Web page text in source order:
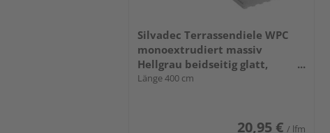
Silvadec Terrassendiele WPC
monoextrudiert massiv
Hellgrau beidseitig glatt,
längsseitige Nut, Elegance - 23 x
Länge 400 cm
20,95 € / lfm